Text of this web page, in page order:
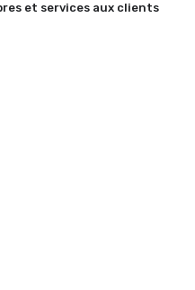
et services aux clients